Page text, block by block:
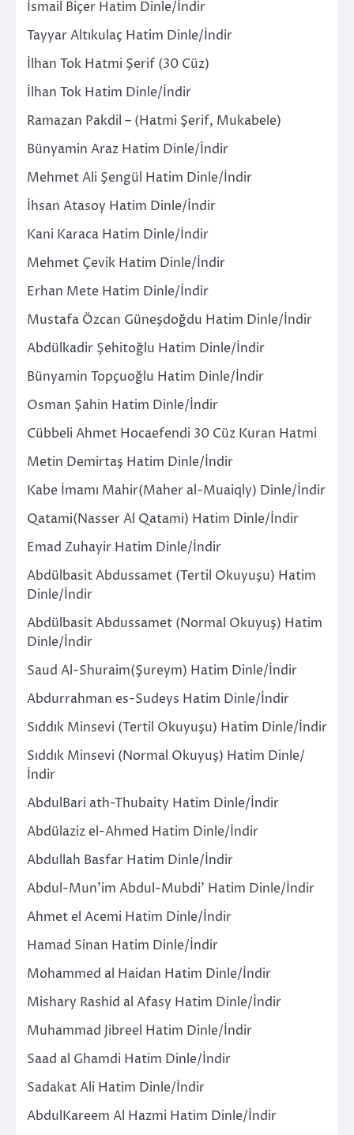
İsmail Biçer Hatim Dinle/İndir
Tayyar Altıkulaç Hatim Dinle/İndir
İlhan Tok Hatmi Şerif (30 Cüz)
İlhan Tok Hatim Dinle/İndir
Ramazan Pakdil – (Hatmi Şerif, Mukabele)
Bünyamin Araz Hatim Dinle/İndir
Mehmet Ali Şengül Hatim Dinle/İndir
İhsan Atasoy Hatim Dinle/İndir
Kani Karaca Hatim Dinle/İndir
Mehmet Çevik Hatim Dinle/İndir
Erhan Mete Hatim Dinle/İndir
Mustafa Özcan Güneşdoğdu Hatim Dinle/İndir
Abdülkadir Şehitoğlu Hatim Dinle/İndir
Bünyamin Topçuoğlu Hatim Dinle/İndir
Osman Şahin Hatim Dinle/İndir
Cübbeli Ahmet Hocaefendi 30 Cüz Kuran Hatmi
Metin Demirtaş Hatim Dinle/İndir
Kabe İmamı Mahir(Maher al-Muaiqly) Dinle/İndir
Qatami(Nasser Al Qatami) Hatim Dinle/İndir
Emad Zuhayir Hatim Dinle/İndir
Abdülbasit Abdussamet (Tertil Okuyuşu) Hatim
Dinle/İndir
Abdülbasit Abdussamet (Normal Okuyuş) Hatim
Dinle/İndir
Saud Al-Shuraim(Şureym) Hatim Dinle/İndir
Abdurrahman es-Sudeys Hatim Dinle/İndir
Sıddık Minsevi (Tertil Okuyuşu) Hatim Dinle/İndir
Sıddık Minsevi (Normal Okuyuş) Hatim Dinle/
İndir
AbdulBari ath-Thubaity Hatim Dinle/İndir
Abdülaziz el-Ahmed Hatim Dinle/İndir
Abdullah Basfar Hatim Dinle/İndir
Abdul-Mun’im Abdul-Mubdi’ Hatim Dinle/İndir
Ahmet el Acemi Hatim Dinle/İndir
Hamad Sinan Hatim Dinle/İndir
Mohammed al Haidan Hatim Dinle/İndir
Mishary Rashid al Afasy Hatim Dinle/İndir
Muhammad Jibreel Hatim Dinle/İndir
Saad al Ghamdi Hatim Dinle/İndir
Sadakat Ali Hatim Dinle/İndir
AbdulKareem Al Hazmi Hatim Dinle/İndir